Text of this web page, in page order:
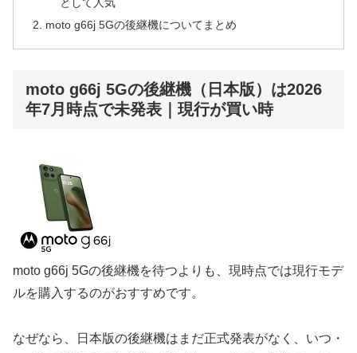
moto g66j 5Gの後継機についてまとめ
moto g66j 5Gの後継機（日本版）は2026
年7月時点で未発表｜現行が買い時
moto g66j 5Gの後継機を待つよりも、現時点では現行モデ
ルを購入するのがおすすめです。
なぜなら、日本版の後継機はまだ正式発表がなく、いつ・